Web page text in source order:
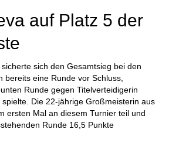
auf Platz 5 der
sich den Gesamtsieg bei den
bereits eine Runde vor Schluss,
Runde gegen Titelverteidigerin
Die 22-jährige Großmeisterin aus
ersten Mal an diesem Turnier teil und
Runde 16,5 Punkte